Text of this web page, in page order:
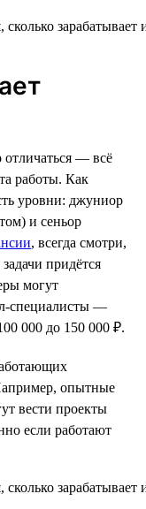
отличаться — всё
работы. Как
уровни: джуниор
и сеньор
, всегда смотри,
придётся
могут
специалисты —
000 до 150 000 ₽.
опытные
вести проекты
если работают